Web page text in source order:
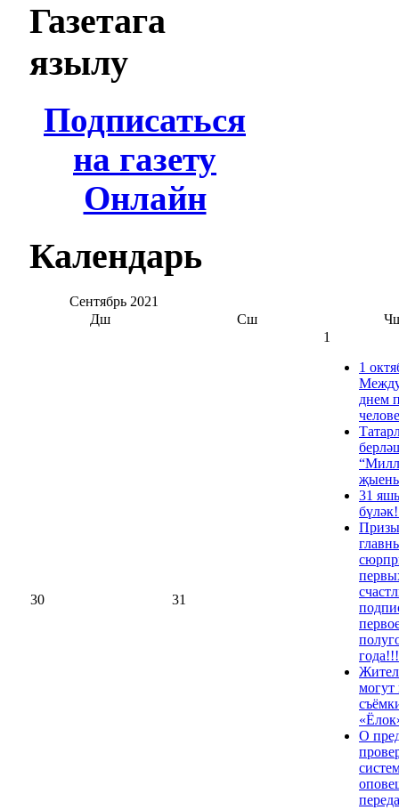
Газетага
язылу
Подписаться
на газету
Онлайн
Календарь
Сентябрь 2021
Дш
Сш
30 31
1
1
днем
31
года!!!
могут
О